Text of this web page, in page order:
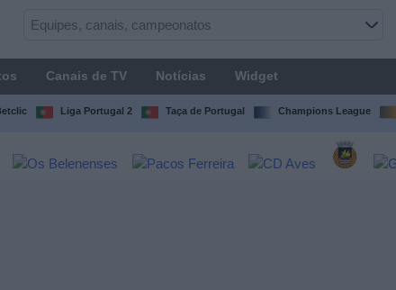
Canais de TV Notícias Widget
Liga Portugal 2 Taça de Portugal Champions League